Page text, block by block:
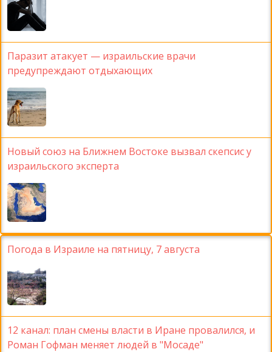
Паразит атакует — израильские врачи
предупреждают отдыхающих
Новый союз на Ближнем Востоке вызвал скепсис у
израильского эксперта
Погода в Израиле на пятницу, 7 августа
12 канал: план смены власти в Иране провалился, и
Роман Гофман меняет людей в "Мосаде"